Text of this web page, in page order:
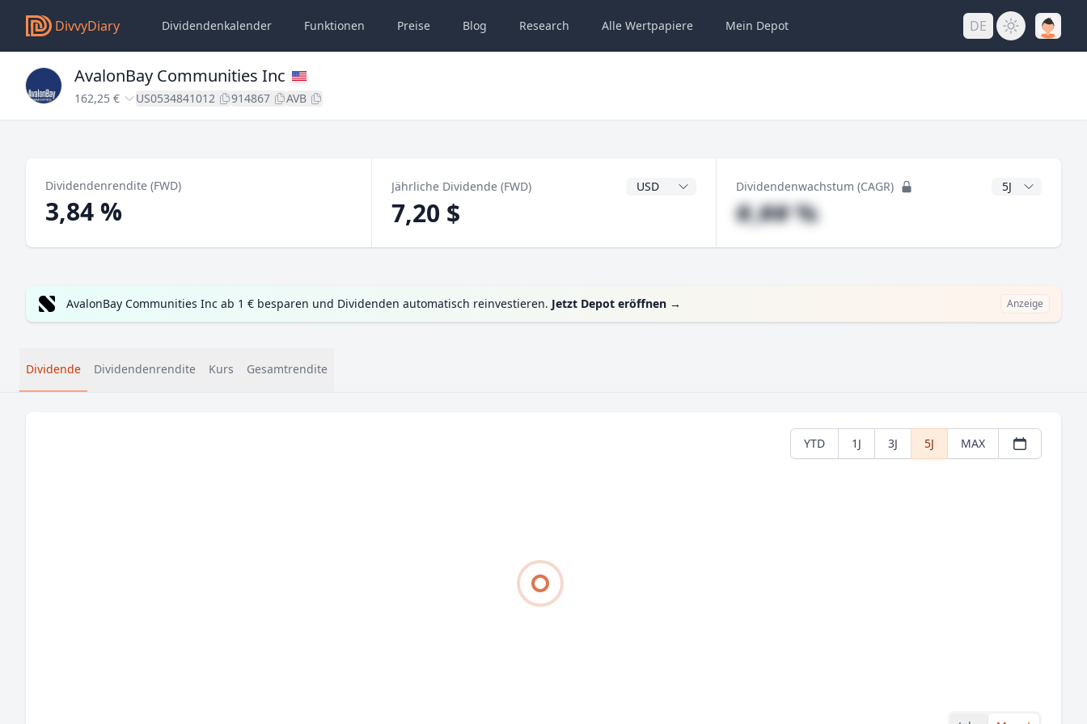
DivvyDiary Dividendenkalender Funktionen Preise Blog Research Alle Wertpapiere Mein Depot DE
AvalonBay Communities Inc
162,25 € US0534841012 914867 AVB
Dividendenrendite (FWD)
3,84 %
Jährliche Dividende (FWD) Dividendenwährung
7,20 $
Dividendenwachstum (CAGR) CAGR Jahre
#,## %
AvalonBay Communities Inc ab 1 € besparen und Dividenden automatisch reinvestieren. Jetzt Depot eröffnen → Anzeige
Dividende Dividendenrendite Kurs Gesamtrendite
YTD 1J 3J 5J MAX